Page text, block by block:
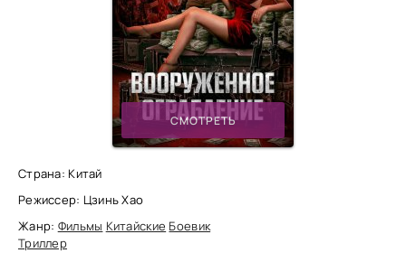
СМОТРЕТЬ
Страна: Китай
Режиссер: Цзинь Хао
Жанр: Фильмы Китайские Боевик
Триллер